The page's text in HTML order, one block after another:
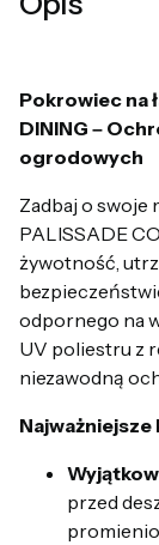
Pokrowiec na
DINING –
ogrodowych
Zadbaj o
PALISSADE
żywotność,
odpornego na
UV poliestru z
niezawodną
Najważniejsze
przed